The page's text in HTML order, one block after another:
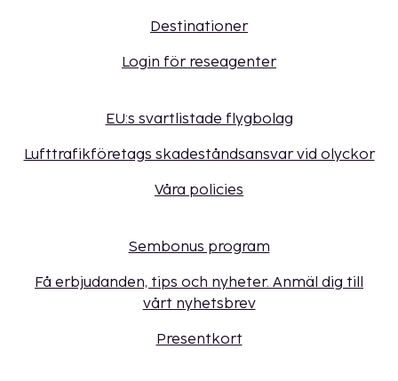
Destinationer
Login för reseagenter
EU:s svartlistade flygbolag
Lufttrafikföretags skadeståndsansvar vid olyckor
Våra policies
Sembonus program
Få erbjudanden, tips och nyheter. Anmäl dig till
vårt nyhetsbrev
Presentkort